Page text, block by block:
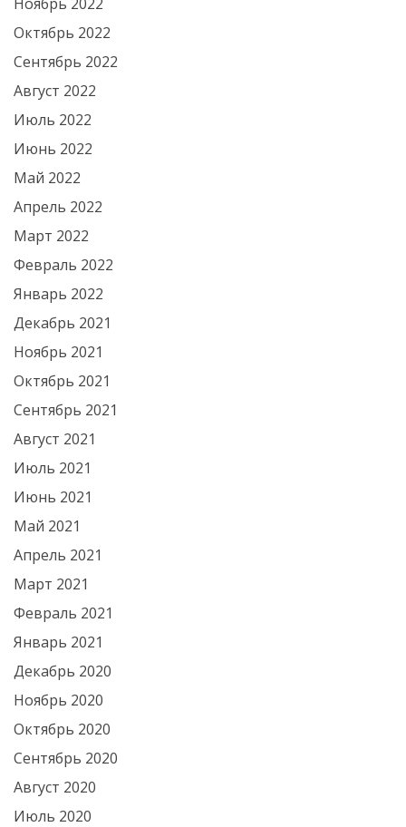
Октябрь 2022
Сентябрь 2022
Август 2022
Июль 2022
Июнь 2022
Май 2022
Апрель 2022
Март 2022
Февраль 2022
Январь 2022
Декабрь 2021
Ноябрь 2021
Октябрь 2021
Сентябрь 2021
Август 2021
Июль 2021
Июнь 2021
Май 2021
Апрель 2021
Март 2021
Февраль 2021
Январь 2021
Декабрь 2020
Ноябрь 2020
Октябрь 2020
Сентябрь 2020
Август 2020
Июль 2020